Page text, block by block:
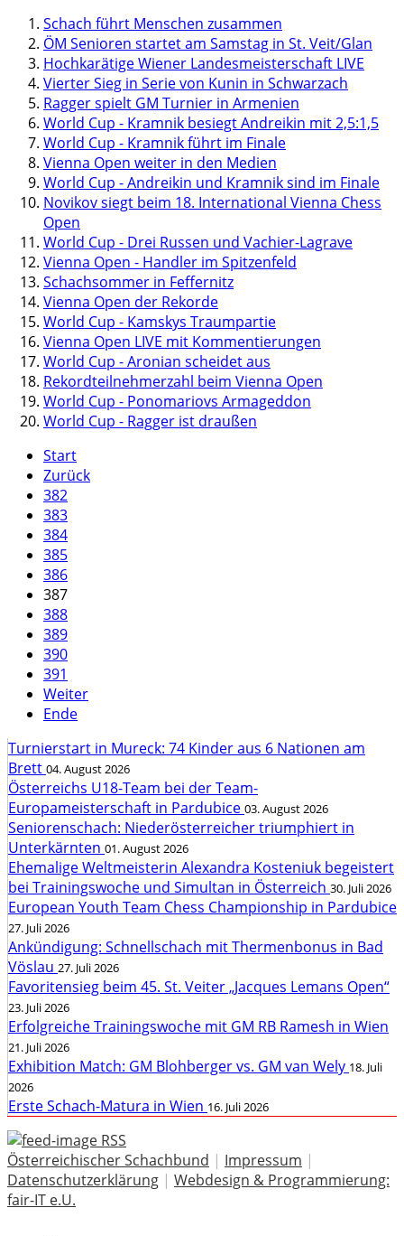
Schach führt Menschen zusammen
ÖM Senioren startet am Samstag in St. Veit/Glan
Hochkarätige Wiener Landesmeisterschaft LIVE
Vierter Sieg in Serie von Kunin in Schwarzach
Ragger spielt GM Turnier in Armenien
World Cup - Kramnik besiegt Andreikin mit 2,5:1,5
World Cup - Kramnik führt im Finale
Vienna Open weiter in den Medien
World Cup - Andreikin und Kramnik sind im Finale
Novikov siegt beim 18. International Vienna Chess
Open
World Cup - Drei Russen und Vachier-Lagrave
Vienna Open - Handler im Spitzenfeld
Schachsommer in Feffernitz
Vienna Open der Rekorde
World Cup - Kamskys Traumpartie
Vienna Open LIVE mit Kommentierungen
World Cup - Aronian scheidet aus
Rekordteilnehmerzahl beim Vienna Open
World Cup - Ponomariovs Armageddon
World Cup - Ragger ist draußen
Start
Zurück
382
383
384
385
386
387
388
389
390
391
Weiter
Ende
Turnierstart in Mureck: 74 Kinder aus 6 Nationen am
Brett 04. August 2026
Österreichs U18-Team bei der Team-
Europameisterschaft in Pardubice 03. August 2026
Seniorenschach: Niederösterreicher triumphiert in
Unterkärnten 01. August 2026
Ehemalige Weltmeisterin Alexandra Kosteniuk begeistert
bei Trainingswoche und Simultan in Österreich 30. Juli 2026
European Youth Team Chess Championship in Pardubice
27. Juli 2026
Ankündigung: Schnellschach mit Thermenbonus in Bad
Vöslau 27. Juli 2026
Favoritensieg beim 45. St. Veiter „Jacques Lemans Open“
23. Juli 2026
Erfolgreiche Trainingswoche mit GM RB Ramesh in Wien
21. Juli 2026
Exhibition Match: GM Blohberger vs. GM van Wely 18. Juli
2026
Erste Schach-Matura in Wien 16. Juli 2026
RSS
Österreichischer Schachbund | Impressum |
Datenschutzerklärung | Webdesign & Programmierung:
fair-IT e.U.